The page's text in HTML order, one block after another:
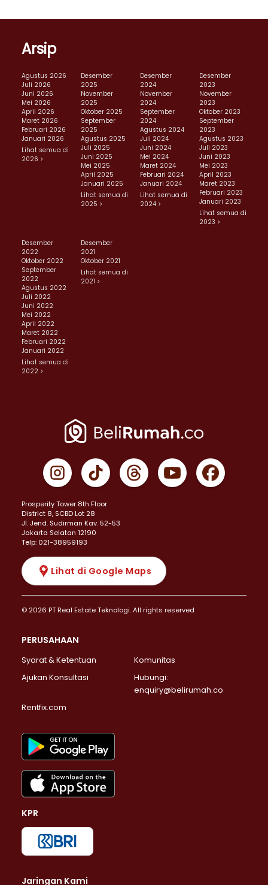
Arsip
Agustus 2026
Juli 2026
Juni 2026
Mei 2026
April 2026
Maret 2026
Februari 2026
Januari 2026
Lihat semua di
2026 >
Desember
2025
November
2025
Oktober 2025
September
2025
Agustus 2025
Juli 2025
Juni 2025
Mei 2025
April 2025
Januari 2025
Lihat semua di
2025 >
Desember
2024
November
2024
September
2024
Agustus 2024
Juli 2024
Juni 2024
Mei 2024
Maret 2024
Februari 2024
Januari 2024
Lihat semua di
2024 >
Desember
2023
November
2023
Oktober 2023
September
2023
Agustus 2023
Juli 2023
Juni 2023
Mei 2023
April 2023
Maret 2023
Februari 2023
Januari 2023
Lihat semua di
2023 >
Desember
2022
Oktober 2022
September
2022
Agustus 2022
Juli 2022
Juni 2022
Mei 2022
April 2022
Maret 2022
Februari 2022
Januari 2022
Lihat semua di
2022 >
Desember
2021
Oktober 2021
Lihat semua di
2021 >
Prosperity Tower 8th Floor
District 8, SCBD Lot 28
JI. Jend. Sudirman Kav. 52-53
Jakarta Selatan 12190
Telp: 021-38959193
Lihat di Google Maps
© 2026 PT Real Estate Teknologi. All rights reserved
PERUSAHAAN
Syarat & Ketentuan
Komunitas
Ajukan Konsultasi
Hubungi:
enquiry@belirumah.co
Rentfix.com
KPR
Jaringan Kami